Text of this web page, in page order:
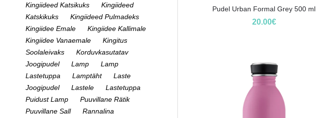
Pudel Urban Formal Grey 500 ml
20.00€
Kingiideed Katsikuks
Kingiideed
Katskikuks
Kingiideed Pulmadeks
Kingiidee Emale
Kingiidee Kallimale
Kingiidee Vanaemale
Kingitus
Soolaleivaks
Korduvkasutatav
Joogipudel
Lamp
Lamp
Lastetuppa
Lamptäht
Laste
Joogipudel
Lastele
Lastetuppa
Puidust Lamp
Puuvillane Rätik
Puuvillane Sall
Rannalina